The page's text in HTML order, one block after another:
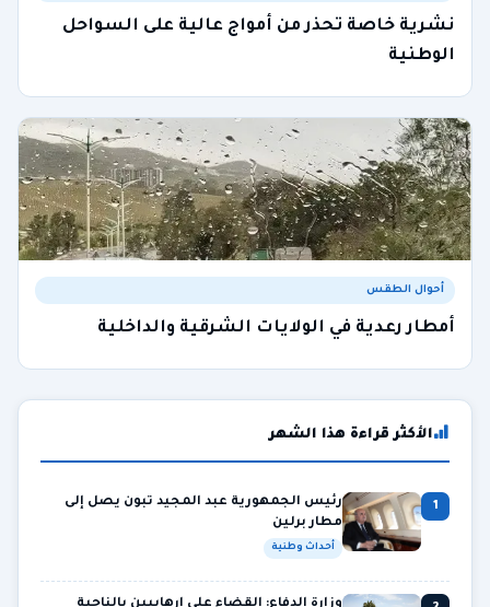
نشرية خاصة تحذر من أمواج عالية على السواحل
الوطنية
أحوال الطقس
أمطار رعدية في الولايات الشرقية والداخلية
الأكثر قراءة هذا الشهر
1
رئيس الجمهورية عبد المجيد تبون يصل إلى
مطار برلين
أحداث وطنية